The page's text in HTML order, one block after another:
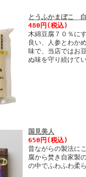
とうふかまぼこ
480円(税込)
木綿豆腐７０％に
良い、人参とわか
味で、当店ではお
ぬ味を守り続けてい
国見美人
650円(税込)
昔ながらの製法に
腐から焚き自家製
の中でふわふわ柔